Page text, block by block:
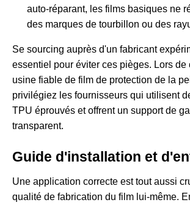
auto-réparant, les films basiques ne
des marques de tourbillon ou des
Se sourcing auprès d'un fabricant
essentiel pour éviter ces pièges. Lors de
usine fiable de film de protection de la
privilégiez les fournisseurs qui utilisent
TPU éprouvés et offrent un support de
transparent.
Guide d'installation et
Une application correcte est tout aussi
qualité de fabrication du film lui-même.